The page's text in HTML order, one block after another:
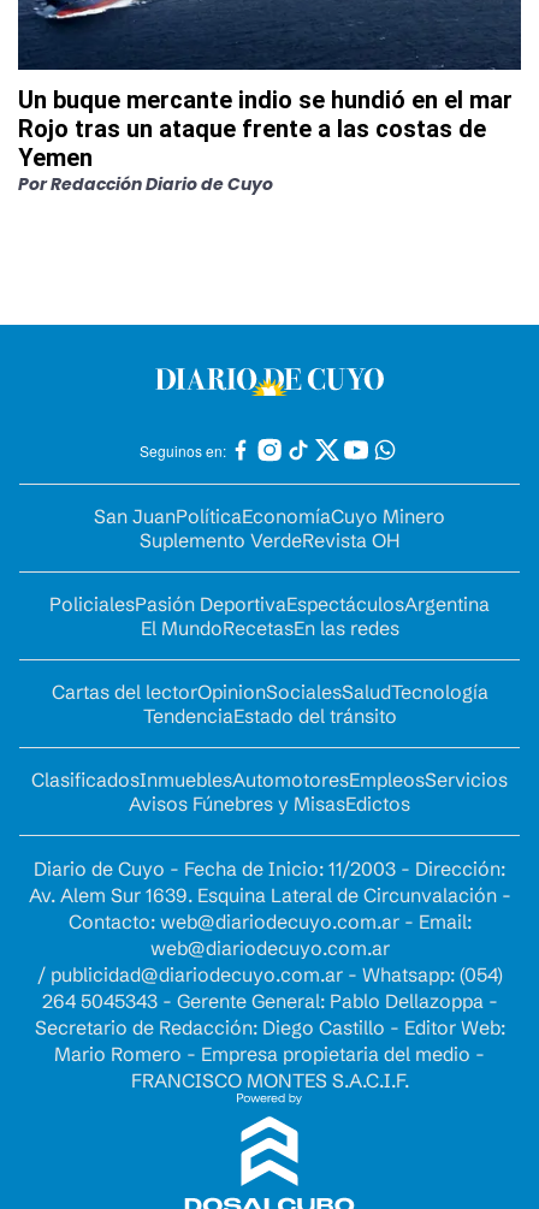
Un buque mercante indio se hundió en el mar
Rojo tras un ataque frente a las costas de
Yemen
PorRedacción Diario de Cuyo
Seguinos en:
San JuanPolíticaEconomíaCuyo Minero
Suplemento VerdeRevista OH
PolicialesPasión DeportivaEspectáculosArgentina
El MundoRecetasEn las redes
Cartas del lectorOpinionSocialesSaludTecnología
TendenciaEstado del tránsito
ClasificadosInmueblesAutomotoresEmpleosServicios
Avisos Fúnebres y MisasEdictos
Diario de Cuyo - Fecha de Inicio: 11/2003 - Dirección:
Av. Alem Sur 1639. Esquina Lateral de Circunvalación -
Contacto: web@diariodecuyo.com.ar- Email:
web@diariodecuyo.com.ar
/ publicidad@diariodecuyo.com.ar- Whatsapp: (054)
264 5045343 - Gerente General: Pablo Dellazoppa -
Secretario de Redacción: Diego Castillo - Editor Web:
Mario Romero - Empresa propietaria del medio -
FRANCISCO MONTES S.A.C.I.F.